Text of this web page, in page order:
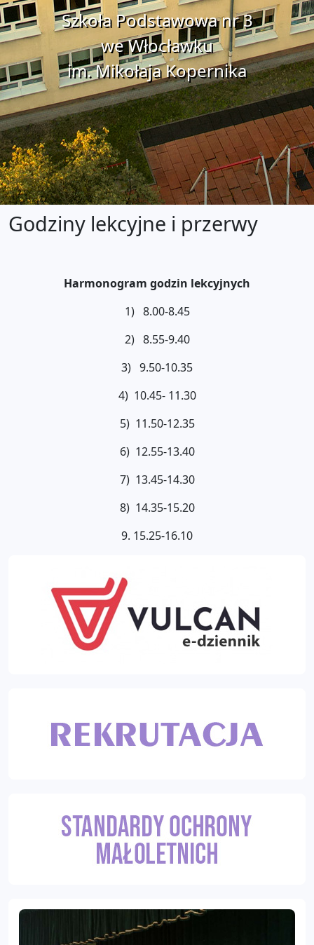
Szkoła Podstawowa nr 3
we Włocławku
im. Mikołaja Kopernika
Godziny lekcyjne i przerwy
Harmonogram godzin lekcyjnych
1) 8.00-8.45
2) 8.55-9.40
3) 9.50-10.35
4) 10.45- 11.30
5) 11.50-12.35
6) 12.55-13.40
7) 13.45-14.30
8) 14.35-15.20
9. 15.25-16.10